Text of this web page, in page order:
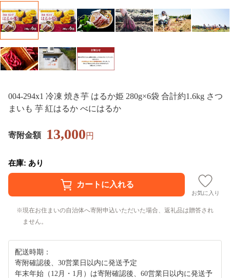
004-294x1 冷凍 焼き芋 はるか姫 280g×6袋 合計約1.6kg さつ
まいも 芋 紅はるか べにはるか
寄附金額 13,000円
在庫: あり
お気に入り
現在お住まいの自治体へ寄附申込いただいた場合、返礼品は贈答され
ません。
配送時期：
寄附確認後、30営業日以内に発送予定
年末年始（12月・1月）は寄附確認後、60営業日以内に発送予